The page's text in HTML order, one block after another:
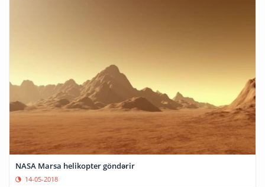
NASA Marsa helikopter göndərir
14-05-2018